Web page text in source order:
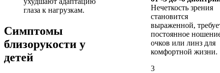
глаза к нагрузкам.
Симптомы
близорукости у
детей
Нечеткость зрения
становится
выраженной,
постоянное
очков или линз для
комфортной жизни.
3